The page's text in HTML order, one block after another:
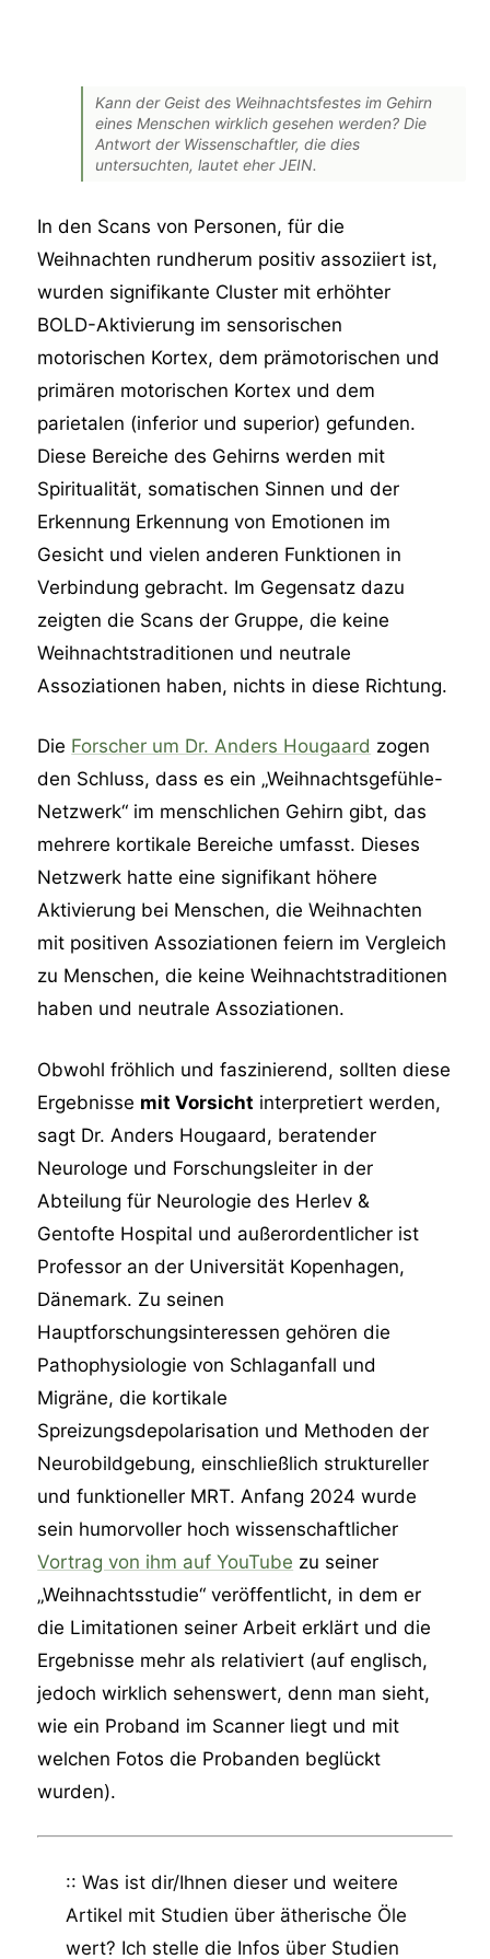
Kann der Geist des Weihnachtsfestes im Gehirn
eines Menschen wirklich gesehen werden? Die
Antwort der Wissenschaftler, die dies
untersuchten, lautet eher JEIN.
In den Scans von Personen, für die
Weihnachten rundherum positiv assoziiert ist,
wurden signifikante Cluster mit erhöhter
BOLD-Aktivierung im sensorischen
motorischen Kortex, dem prämotorischen und
primären motorischen Kortex und dem
parietalen (inferior und superior) gefunden.
Diese Bereiche des Gehirns werden mit
Spiritualität, somatischen Sinnen und der
Erkennung Erkennung von Emotionen im
Gesicht und vielen anderen Funktionen in
Verbindung gebracht. Im Gegensatz dazu
zeigten die Scans der Gruppe, die keine
Weihnachtstraditionen und neutrale
Assoziationen haben, nichts in diese Richtung.
Die Forscher um Dr. Anders Hougaard zogen
den Schluss, dass es ein „Weihnachtsgefühle-
Netzwerk“ im menschlichen Gehirn gibt, das
mehrere kortikale Bereiche umfasst. Dieses
Netzwerk hatte eine signifikant höhere
Aktivierung bei Menschen, die Weihnachten
mit positiven Assoziationen feiern im Vergleich
zu Menschen, die keine Weihnachtstraditionen
haben und neutrale Assoziationen.
Obwohl fröhlich und faszinierend, sollten diese
Ergebnisse mit Vorsicht interpretiert werden,
sagt Dr. Anders Hougaard, beratender
Neurologe und Forschungsleiter in der
Abteilung für Neurologie des Herlev &
Gentofte Hospital und außerordentlicher ist
Professor an der Universität Kopenhagen,
Dänemark. Zu seinen
Hauptforschungsinteressen gehören die
Pathophysiologie von Schlaganfall und
Migräne, die kortikale
Spreizungsdepolarisation und Methoden der
Neurobildgebung, einschließlich struktureller
und funktioneller MRT. Anfang 2024 wurde
sein humorvoller hoch wissenschaftlicher
Vortrag von ihm auf YouTube zu seiner
„Weihnachtsstudie“ veröffentlicht, in dem er
die Limitationen seiner Arbeit erklärt und die
Ergebnisse mehr als relativiert (auf englisch,
jedoch wirklich sehenswert, denn man sieht,
wie ein Proband im Scanner liegt und mit
welchen Fotos die Probanden beglückt
wurden).
:: Was ist dir/Ihnen dieser und weitere
Artikel mit Studien über ätherische Öle
wert? Ich stelle die Infos über Studien